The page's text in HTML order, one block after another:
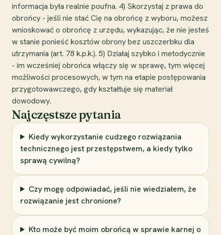
informacja była realnie poufna. 4) Skorzystaj z prawa do
obrońcy - jeśli nie stać Cię na obrońcę z wyboru, możesz
wnioskować o obrońcę z urzędu, wykazując, że nie jesteś
w stanie ponieść kosztów obrony bez uszczerbku dla
utrzymania (art. 78 k.p.k.). 5) Działaj szybko i metodycznie
- im wcześniej obrońca włączy się w sprawę, tym więcej
możliwości procesowych, w tym na etapie postępowania
przygotowawczego, gdy kształtuje się materiał
dowodowy.
Najczęstsze pytania
Kiedy wykorzystanie cudzego rozwiązania
technicznego jest przestępstwem, a kiedy tylko
sprawą cywilną?
Czy mogę odpowiadać, jeśli nie wiedziałem, że
rozwiązanie jest chronione?
Kto może być moim obrońcą w sprawie karnej o